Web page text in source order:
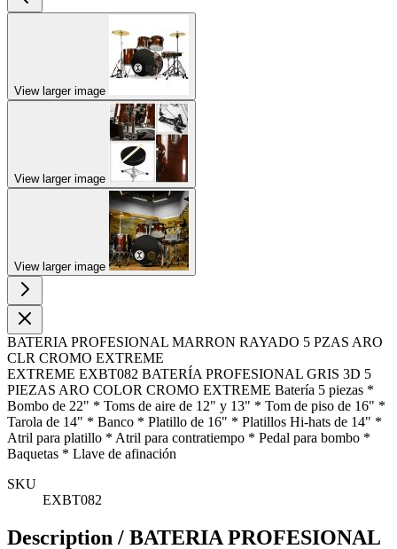
View larger image
View larger image
View larger image
BATERIA PROFESIONAL MARRON RAYADO 5 PZAS ARO
CLR CROMO EXTREME
EXTREME EXBT082 BATERÍA PROFESIONAL GRIS 3D 5
PIEZAS ARO COLOR CROMO EXTREME Batería 5 piezas *
Bombo de 22" * Toms de aire de 12" y 13" * Tom de piso de 16" *
Tarola de 14" * Banco * Platillo de 16" * Platillos Hi-hats de 14" *
Atril para platillo * Atril para contratiempo * Pedal para bombo *
Baquetas * Llave de afinación
SKU
EXBT082
Description / BATERIA PROFESIONAL